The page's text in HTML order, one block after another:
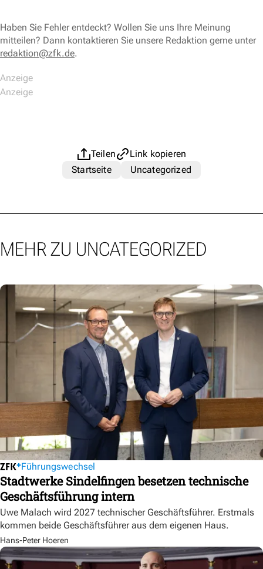
Haben Sie Fehler entdeckt? Wollen Sie uns Ihre Meinung
mitteilen? Dann kontaktieren Sie unsere Redaktion gerne unter
redaktion@zfk.de.
Teilen
Link kopieren
Startseite
Uncategorized
MEHR ZU UNCATEGORIZED
Führungswechsel
Stadtwerke Sindelfingen besetzen technische
Geschäftsführung intern
Uwe Malach wird 2027 technischer Geschäftsführer. Erstmals
kommen beide Geschäftsführer aus dem eigenen Haus.
Hans-Peter Hoeren